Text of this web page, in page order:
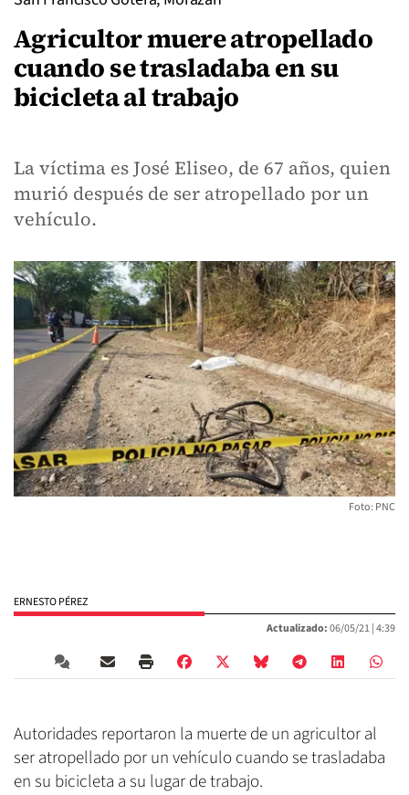
Agricultor muere atropellado
cuando se trasladaba en su
bicicleta al trabajo
La víctima es José Eliseo, de 67 años, quien
murió después de ser atropellado por un
vehículo.
Foto: PNC
ERNESTO PÉREZ
Actualizado:06/05/21 |4:39
Autoridades reportaron la muerte de un agricultor al
ser atropellado por un vehículo cuando se trasladaba
en su bicicleta a su lugar de trabajo.